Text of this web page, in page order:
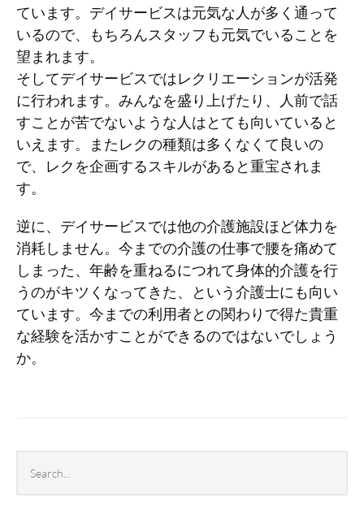
ています。デイサービスは元気な人が多く通って
いるので、もちろんスタッフも元気でいることを
望まれます。
そしてデイサービスではレクリエーションが活発
に行われます。みんなを盛り上げたり、人前で話
すことが苦でないような人はとても向いていると
いえます。またレクの種類は多くなくて良いの
で、レクを企画するスキルがあると重宝されま
す。
逆に、デイサービスでは他の介護施設ほど体力を
消耗しません。今までの介護の仕事で腰を痛めて
しまった、年齢を重ねるにつれて身体的介護を行
うのがキツくなってきた、という介護士にも向い
ています。今までの利用者との関わりで得た貴重
な経験を活かすことができるのではないでしょう
か。
archives